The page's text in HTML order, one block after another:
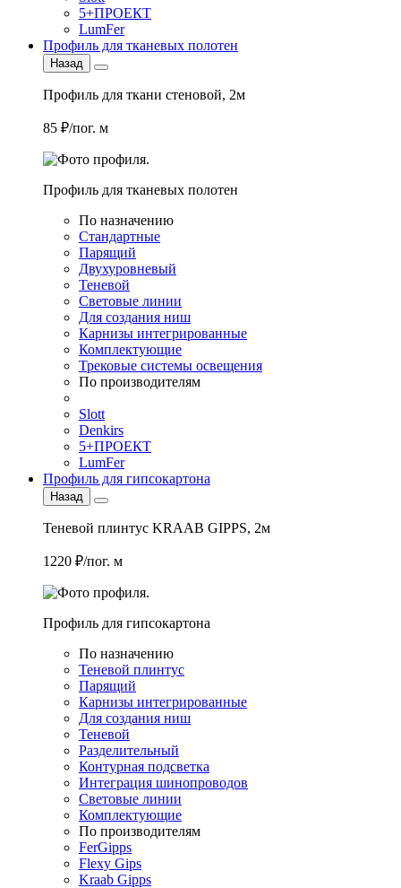
5+ПРОЕКТ
LumFer
Профиль для тканевых полотен
Назад
Профиль для ткани стеновой, 2м
85 ₽/пог. м
Профиль для тканевых полотен
По назначению
Стандартные
Парящий
Двухуровневый
Теневой
Световые линии
Для создания ниш
Карнизы интегрированные
Комплектующие
Трековые системы освещения
По производителям
Slott
Denkirs
5+ПРОЕКТ
LumFer
Профиль для гипсокартона
Назад
Теневой плинтус KRAAB GIPPS, 2м
1220 ₽/пог. м
Профиль для гипсокартона
По назначению
Теневой плинтус
Парящий
Карнизы интегрированные
Для создания ниш
Теневой
Разделительный
Контурная подсветка
Интеграция шинопроводов
Световые линии
Комплектующие
По производителям
FerGipps
Flexy Gips
Kraab Gipps